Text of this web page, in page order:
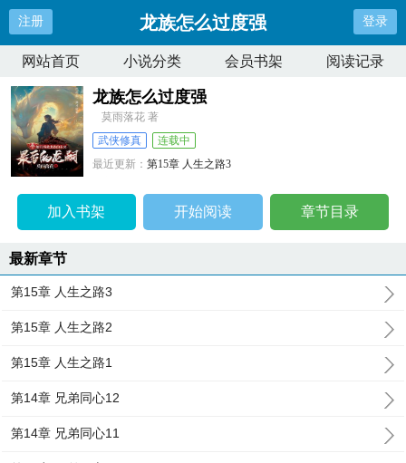
注册 龙族怎么过度强 登录
网站首页 小说分类 会员书架 阅读记录
龙族怎么过度强
莫雨落花 著
武侠修真
连载中
最近更新：第15章 人生之路3
加入书架 开始阅读 章节目录
最新章节
第15章 人生之路3
第15章 人生之路2
第15章 人生之路1
第14章 兄弟同心12
第14章 兄弟同心11